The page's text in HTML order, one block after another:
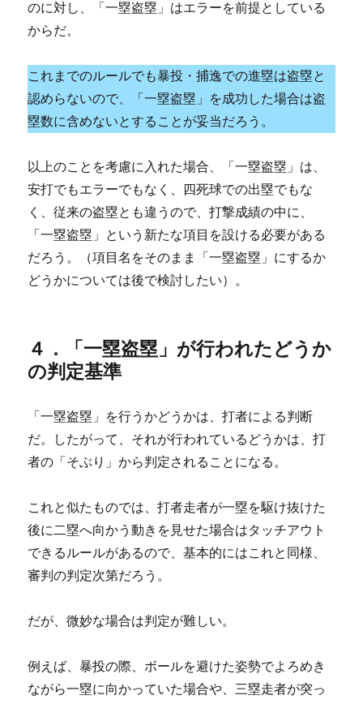
のに対し、「一塁盗塁」はエラーを前提としている
からだ。
これまでのルールでも暴投・捕逸での進塁は盗塁と
認めらないので、「一塁盗塁」を成功した場合は盗
塁数に含めないとすることが妥当だろう。
以上のことを考慮に入れた場合、「一塁盗塁」は、
安打でもエラーでもなく、四死球での出塁でもな
く、従来の盗塁とも違うので、打撃成績の中に、
「一塁盗塁」という新たな項目を設ける必要がある
だろう。（項目名をそのまま「一塁盗塁」にするか
どうかについては後で検討したい）。
４．「一塁盗塁」が行われたどうか
の判定基準
「一塁盗塁」を行うかどうかは、打者による判断
だ。したがって、それが行われているどうかは、打
者の「そぶり」から判定されることになる。
これと似たものでは、打者走者が一塁を駆け抜けた
後に二塁へ向かう動きを見せた場合はタッチアウト
できるルールがあるので、基本的にはこれと同様、
審判の判定次第だろう。
だが、微妙な場合は判定が難しい。
例えば、暴投の際、ボールを避けた姿勢でよろめき
ながら一塁に向かっていた場合や、三塁走者が突っ